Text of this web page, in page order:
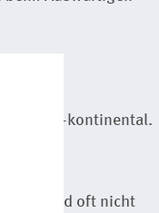
kontinental.
sind oft nicht